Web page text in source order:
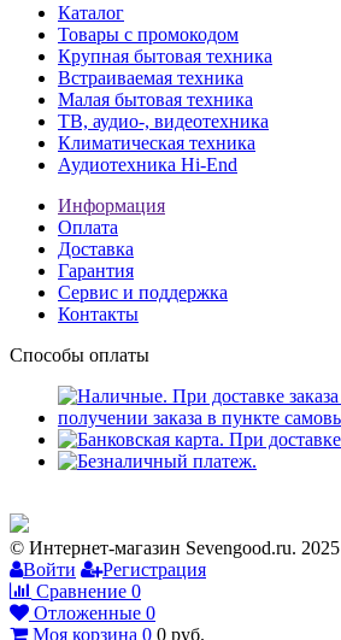
Каталог
Товары с промокодом
Крупная бытовая техника
Встраиваемая техника
Малая бытовая техника
ТВ, аудио-, видеотехника
Климатическая техника
Аудиотехника Hi-End
Информация
Оплата
Доставка
Гарантия
Сервис и поддержка
Контакты
Способы оплаты
© Интернет-магазин Sevengood.ru. 2025
Войти
Регистрация
Сравнение 0
Отложенные 0
Моя корзина 0 0 руб.